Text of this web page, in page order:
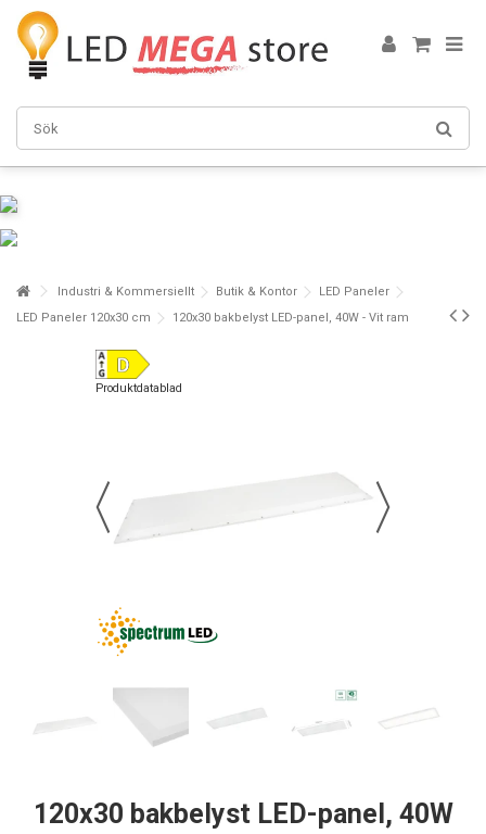
Industri & Kommersiellt Butik & Kontor
LED Paneler
LED Paneler 120x30 cm
120x30 bakbelyst LED-panel, 40W - Vit ram
Produktdatablad
120x30 bakbelyst LED-panel, 40W